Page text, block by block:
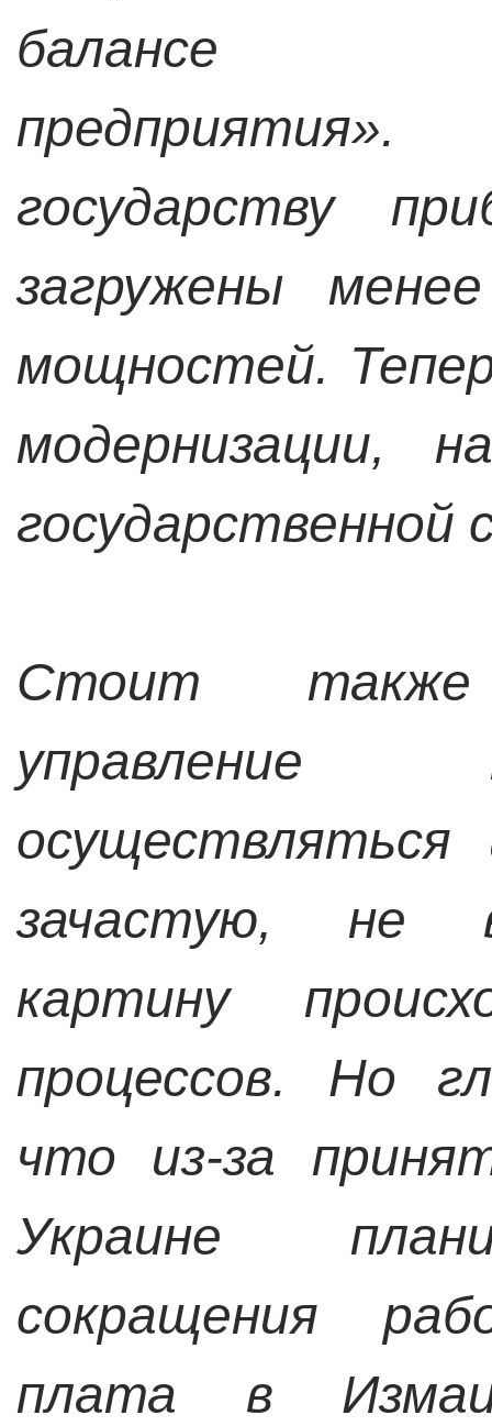
балансе
государству
загружены
мощностей.
модернизации,
государственной
Стоит
зачастую, не
картину
процессов. Но
что из-за
Украине
сокращения
плата в